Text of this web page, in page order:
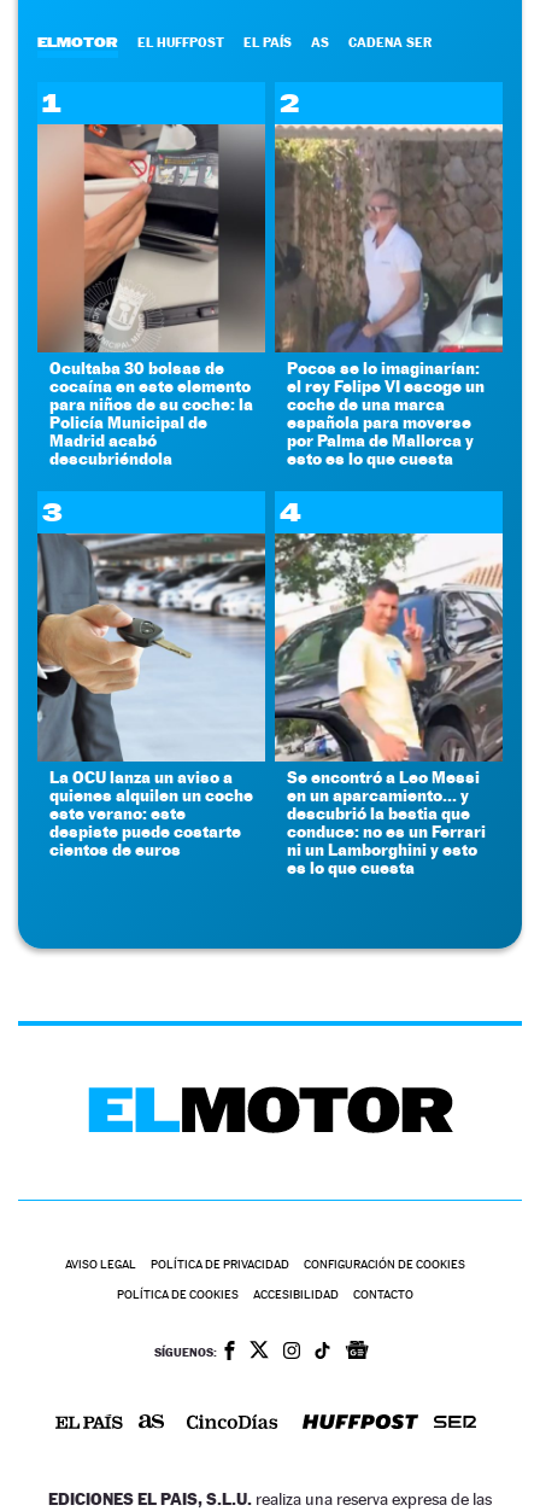
ELMOTOR EL HUFFPOST EL PAÍS AS CADENA SER
1
Ocultaba 30 bolsas de
cocaína en este elemento
para niños de su coche: la
Policía Municipal de
Madrid acabó
descubriéndola
2
Pocos se lo imaginarían:
el rey Felipe VI escoge un
coche de una marca
española para moverse
por Palma de Mallorca y
esto es lo que cuesta
3
La OCU lanza un aviso a
quienes alquilen un coche
este verano: este
despiste puede costarte
cientos de euros
4
Se encontró a Leo Messi
en un aparcamiento... y
descubrió la bestia que
conduce: no es un Ferrari
ni un Lamborghini y esto
es lo que cuesta
AVISO LEGAL POLÍTICA DE PRIVACIDAD CONFIGURACIÓN DE COOKIES
POLÍTICA DE COOKIES ACCESIBILIDAD CONTACTO
SÍGUENOS:
EDICIONES EL PAIS, S.L.U. realiza una reserva expresa de las